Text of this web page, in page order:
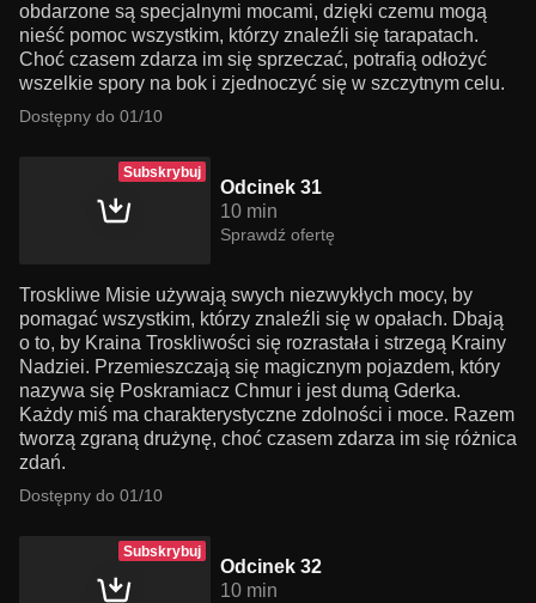
obdarzone są specjalnymi mocami, dzięki czemu mogą
nieść pomoc wszystkim, którzy znaleźli się tarapatach.
Choć czasem zdarza im się sprzeczać, potrafią odłożyć
wszelkie spory na bok i zjednoczyć się w szczytnym celu.
Dostępny do 01/10
Subskrybuj
Odcinek 31
10 min
Sprawdź ofertę
Troskliwe Misie używają swych niezwykłych mocy, by
pomagać wszystkim, którzy znaleźli się w opałach. Dbają
o to, by Kraina Troskliwości się rozrastała i strzegą Krainy
Nadziei. Przemieszczają się magicznym pojazdem, który
nazywa się Poskramiacz Chmur i jest dumą Gderka.
Każdy miś ma charakterystyczne zdolności i moce. Razem
tworzą zgraną drużynę, choć czasem zdarza im się różnica
zdań.
Dostępny do 01/10
Subskrybuj
Odcinek 32
10 min